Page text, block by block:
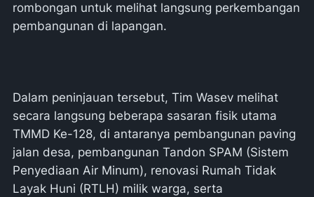
rombongan untuk melihat langsung perkembangan
pembangunan di lapangan.
Dalam peninjauan tersebut, Tim Wasev melihat
secara langsung beberapa sasaran fisik utama
TMMD Ke-128, di antaranya pembangunan paving
jalan desa, pembangunan Tandon SPAM (Sistem
Penyediaan Air Minum), renovasi Rumah Tidak
Layak Huni (RTLH) milik warga, serta